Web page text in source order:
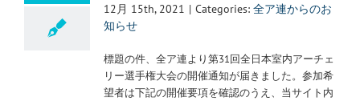
12月 15th, 2021 | Categories: 全ア連からのお
知らせ
標題の件、全ア連より第31回全日本室内アーチェ
リー選手権大会の開催通知が届きました。参加希
望者は下記の開催要項を確認のうえ、当サイト内